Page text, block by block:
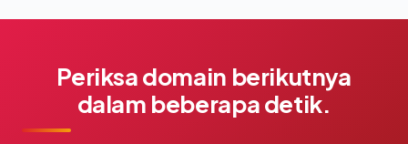
Periksa domain berikutnya
dalam beberapa detik.